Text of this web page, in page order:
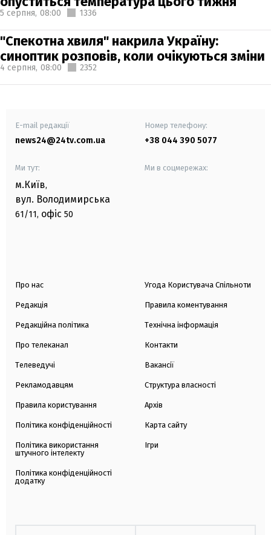
5 серпня, 08:00 1336
"Спекотна хвиля" накрила Україну:
синоптик розповів, коли очікуються зміни
4 серпня, 08:00 2352
E-mail редакції
news24@24tv.com.ua
Номер телефону:
+38 044 390 5077
Ми тут:
м.Київ,
вул. Володимирська
61/11, офіс 50
Ми в соцмережах:
Про нас
Редакція
Редакційна політика
Про телеканал
Телеведучі
Рекламодавцям
Правила користування
Політика конфіденційності
Політика використання
штучного інтелекту
Політика конфіденційності
додатку
Угода Користувача Спільноти
Правила коментування
Технічна інформація
Контакти
Вакансії
Структура власності
Архів
Карта сайту
Ігри